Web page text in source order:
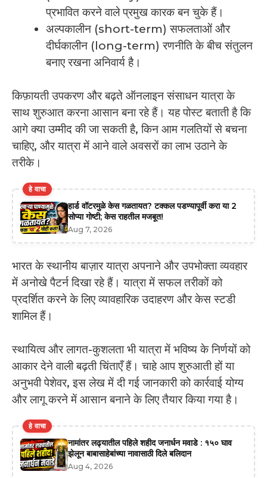
प्रभावित करने वाले प्रमुख कारक बन चुके हैं।
अल्पकालीन (short-term) सफलताओं और
दीर्घकालीन (long-term) रणनीति के बीच संतुलन
बनाए रखना अनिवार्य है।
किफ़ायती उपकरण और बढ़ते ऑनलाइन संसाधन यात्रा के
साथ शुरुआत करना आसान बना रहे हैं। यह पोस्ट बताती है कि
आगे क्या उम्मीद की जा सकती है, किन आम गलतियों से बचना
चाहिए, और यात्रा में आने वाले अवसरों का लाभ उठाने के
तरीके।
हे वाचा
हार्ड वॉटरमुळे केस गळतायत? टक्कल पडण्यापूर्वी करा या 2
सोप्या गोष्टी; केस राहतील मजबूत!
Aug 7, 2026
भारत के स्थानीय बाज़ार यात्रा अपनाने और उपभोक्ता व्यवहार
में अनोखे पैटर्न दिखा रहे हैं। यात्रा में सफल तरीकों को
प्रदर्शित करने के लिए व्यावहारिक उदाहरण और केस स्टडी
शामिल हैं।
स्थायित्व और लागत-कुशलता भी यात्रा में भविष्य के निर्णयों को
आकार देने वाली बढ़ती चिंताएँ हैं। चाहे आप शुरुआती हों या
अनुभवी पेशेवर, इस लेख में दी गई जानकारी को कार्रवाई योग्य
और लागू करने में आसान बनाने के लिए तैयार किया गया है।
हे वाचा
नामांतर लढ्यातील पहिले शहीद जनार्धन मवाडे : १५० घाव
झेलून बाबासाहेबांच्या नावासाठी दिले बलिदान
Aug 4, 2026